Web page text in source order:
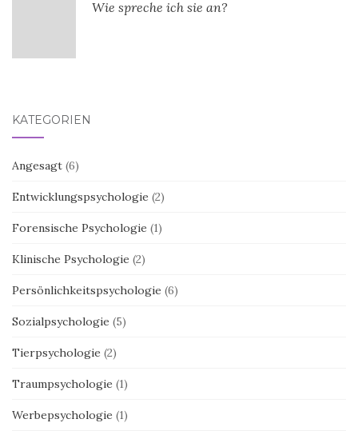
Wie spreche ich sie an?
KATEGORIEN
Angesagt (6)
Entwicklungspsychologie (2)
Forensische Psychologie (1)
Klinische Psychologie (2)
Persönlichkeitspsychologie (6)
Sozialpsychologie (5)
Tierpsychologie (2)
Traumpsychologie (1)
Werbepsychologie (1)